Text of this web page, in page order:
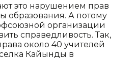
это нарушением прав
образования. А потому
организации
справедливость. Так,
около 40 учителей
Кайынды в